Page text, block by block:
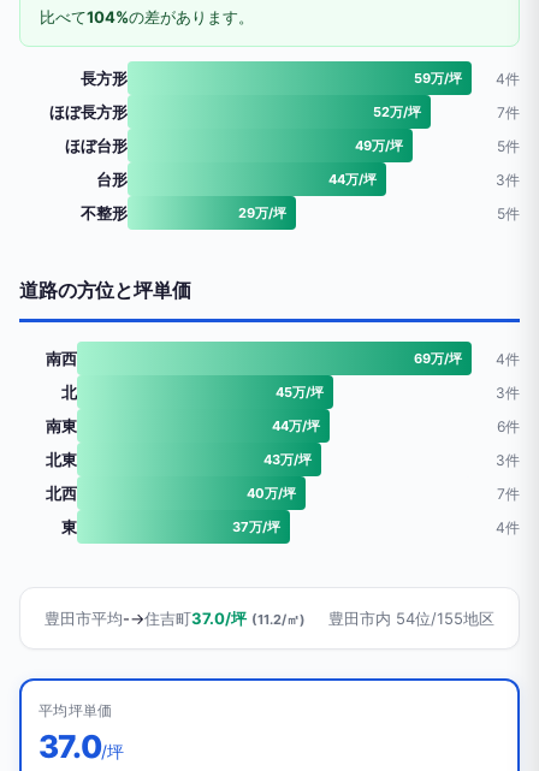
比べて104%の差があります。
長方形 59万/坪 4件
ほぼ長方形 52万/坪 7件
ほぼ台形 49万/坪 5件
台形 44万/坪 3件
不整形 29万/坪 5件
道路の方位と坪単価
南西 69万/坪 4件
北 45万/坪 3件
南東 44万/坪 6件
北東 43万/坪 3件
北西 40万/坪 7件
東 37万/坪 4件
豊田市平均-→住吉町37.0/坪 (11.2/㎡) 豊田市内 54位/155地区
平均坪単価
37.0/坪